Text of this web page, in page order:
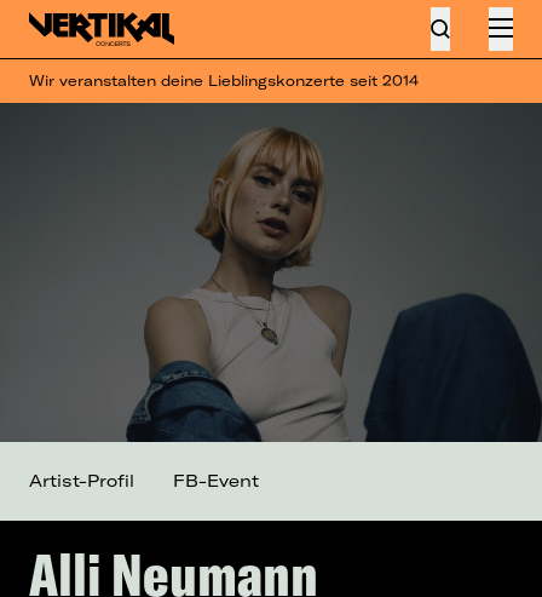
Wir veranstalten deine Lieblingskonzerte seit 2014
Alli Neumann
Artist-Profil FB-Event